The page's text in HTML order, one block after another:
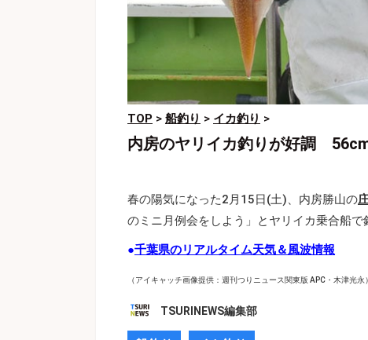
TOP > 船釣り > イカ釣り >
内房のヤリイカ釣りが好調
春の陽気になった2月15日(土)、内房勝山の
のミニ月例会をしよう」とヤリイカ乗合船で
●千葉県のリアルタイム天気＆風波情報
（アイキャッチ画像提供：週刊つりニュース関東版 APC・木津光永）
TSURINEWS編集部